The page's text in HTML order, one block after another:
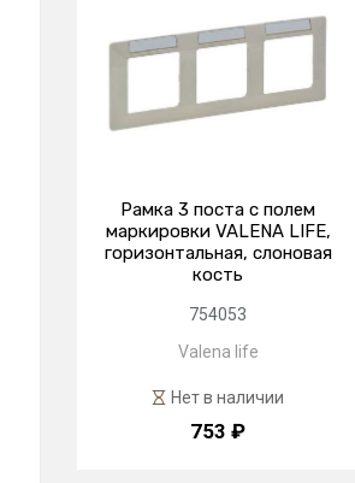
Рамка 3 поста с полем
маркировки VALENA LIFE,
горизонтальная, слоновая
кость
754053
Valena life
Нет в наличии
753 ₽